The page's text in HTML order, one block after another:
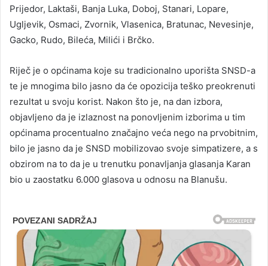
Prijedor, Laktaši, Banja Luka, Doboj, Stanari, Lopare,
Ugljevik, Osmaci, Zvornik, Vlasenica, Bratunac, Nevesinje,
Gacko, Rudo, Bileća, Milići i Brčko.
Riječ je o općinama koje su tradicionalno uporišta SNSD-a
te je mnogima bilo jasno da će opozicija teško preokrenuti
rezultat u svoju korist. Nakon što je, na dan izbora,
objavljeno da je izlaznost na ponovljenim izborima u tim
općinama procentualno značajno veća nego na prvobitnim,
bilo je jasno da je SNSD mobilizovao svoje simpatizere, a s
obzirom na to da je u trenutku ponavljanja glasanja Karan
bio u zaostatku 6.000 glasova u odnosu na Blanušu.